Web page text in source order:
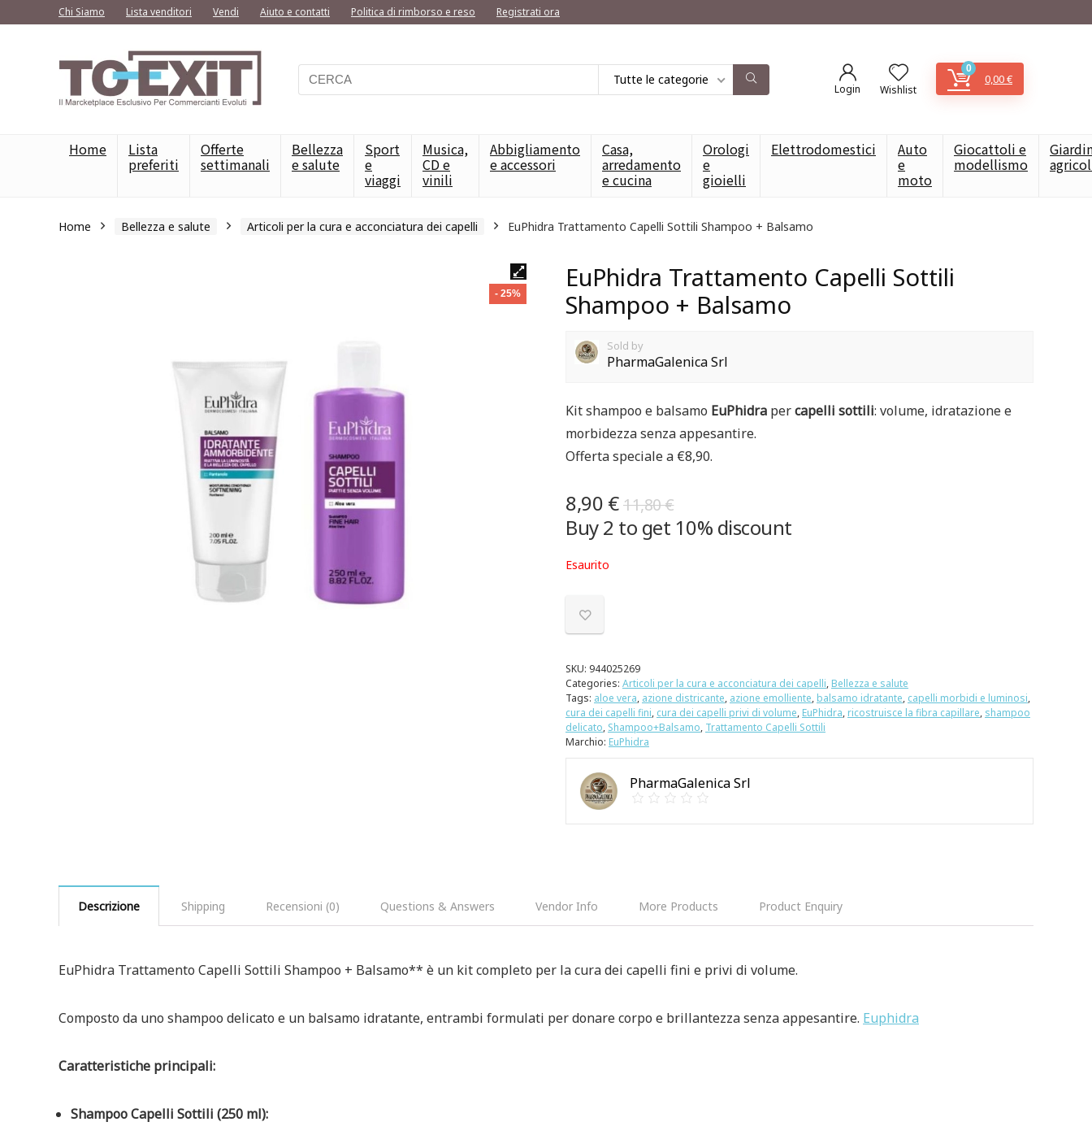
Chi Siamo Lista venditori Vendi Aiuto e contatti Politica di rimborso e reso Registrati ora
Tutte le categorie
Login Wishlist
0
0,00€
Home Lista
preferiti
Offerte
settimanali
Bellezza
e salute
Sport
e
viaggi
Musica,
CD e
vinili
Abbigliamento
e accessori
Casa,
arredamento
e cucina
Orologi
e
gioielli
Elettrodomestici Auto
e
moto
Giocattoli e
modellismo
Home Bellezza e salute Articoli per la cura e acconciatura dei capelli EuPhidra Trattamento Capelli Sottili Shampoo + Balsamo
- 25%
EuPhidra Trattamento Capelli Sottili
Shampoo + Balsamo
Sold by
PharmaGalenica Srl
Kit shampoo e balsamo EuPhidra percapelli sottili: volume, idratazione e
morbidezza senza appesantire.
Offerta speciale a €8,90.
11,80€
8,90 €
Buy 2 to get 10% discount
Esaurito
SKU: 944025269
Categories: Articoli per la cura e acconciatura dei capelli, Bellezza e salute
Tags: aloe vera, azione districante, azione emolliente, balsamo idratante, capelli morbidi e luminosi,
cura dei capelli fini, cura dei capelli privi di volume, EuPhidra, ricostruisce la fibra capillare, shampoo
delicato, Shampoo+Balsamo, Trattamento Capelli Sottili
Marchio: EuPhidra
PharmaGalenica Srl
Descrizione Shipping Recensioni (0) Questions & Answers Vendor Info More Products Product Enquiry
EuPhidra Trattamento Capelli Sottili Shampoo + Balsamo** è un kit completo per la cura dei capelli fini e privi di volume.
Composto da uno shampoo delicato e un balsamo idratante, entrambi formulati per donare corpo e brillantezza senza appesantire. Euphidra
Caratteristiche principali:
Shampoo Capelli Sottili (250 ml):